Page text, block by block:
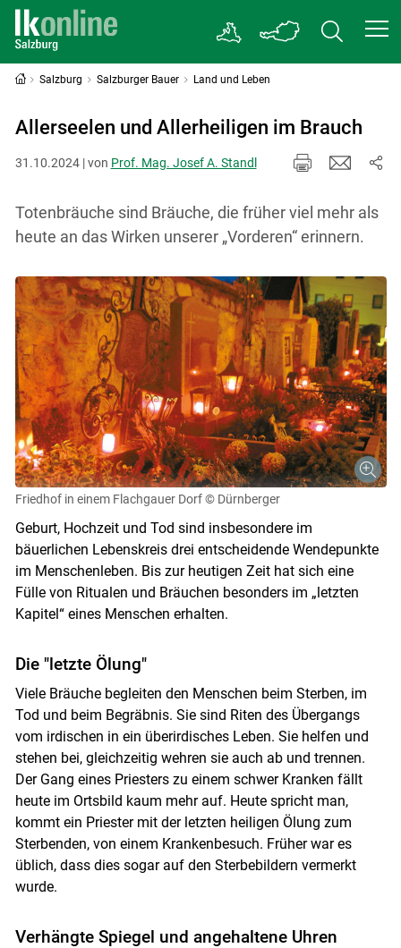
Salzburg Salzburger Bauer Land und Leben
Allerseelen und Allerheiligen im Brauch
31.10.2024 | von Prof. Mag. Josef A. Standl
Totenbräuche sind Bräuche, die früher viel mehr als
heute an das Wirken unserer „Vorderen“ erinnern.
Friedhof in einem Flachgauer Dorf © Dürnberger
Geburt, Hochzeit und Tod sind insbesondere im
bäuerlichen Lebenskreis drei entscheidende Wendepunkte
im Menschenleben. Bis zur heutigen Zeit hat sich eine
Fülle von Ritualen und Bräuchen besonders im „letzten
Kapitel“ eines Menschen erhalten.
Die "letzte Ölung"
Viele Bräuche begleiten den Menschen beim Sterben, im
Tod und beim Begräbnis. Sie sind Riten des Übergangs
vom irdischen in ein überirdisches Leben. Sie helfen und
stehen bei, gleichzeitig wehren sie auch ab und trennen.
Der Gang eines Priesters zu einem schwer Kranken fällt
heute im Ortsbild kaum mehr auf. Heute spricht man,
kommt ein Priester mit der letzten heiligen Ölung zum
Sterbenden, von einem Krankenbesuch. Früher war es
üblich, dass dies sogar auf den Sterbebildern vermerkt
wurde.
Verhängte Spiegel und angehaltene Uhren